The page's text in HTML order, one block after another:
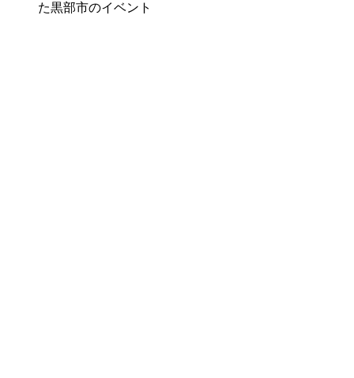
た黒部市のイベント